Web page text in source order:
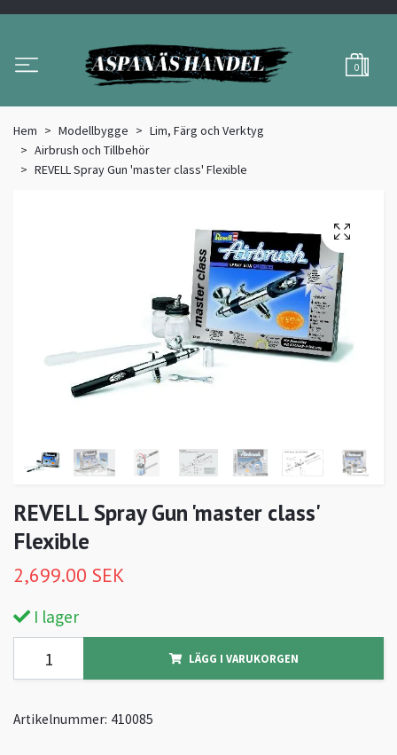
0
Hem Modellbygge
Lim, Färg och Verktyg
Airbrush och Tillbehör
REVELL Spray Gun 'master class' Flexible
REVELL Spray Gun 'master class'
Flexible
2,699.00 SEK
I lager
LÄGG I VARUKORGEN
Artikelnummer: 410085